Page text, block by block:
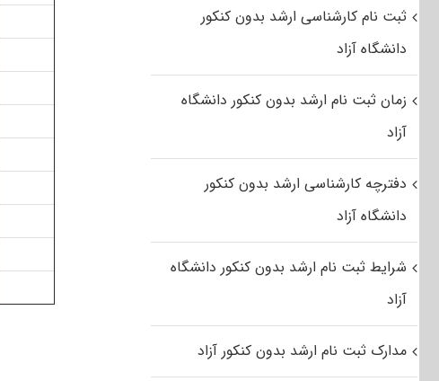
ثبت نام کارشناسی ارشد بدون کنکور
دانشگاه آزاد
زمان ثبت نام ارشد بدون کنکور دانشگاه
آزاد
دفترچه کارشناسی ارشد بدون کنکور
دانشگاه آزاد
شرایط ثبت نام ارشد بدون کنکور دانشگاه
آزاد
مدارک ثبت نام ارشد بدون کنکور آزاد